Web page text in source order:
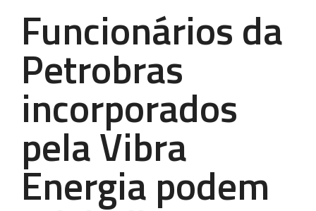
Funcionários da
Petrobras
incorporados
pela Vibra
Energia podem